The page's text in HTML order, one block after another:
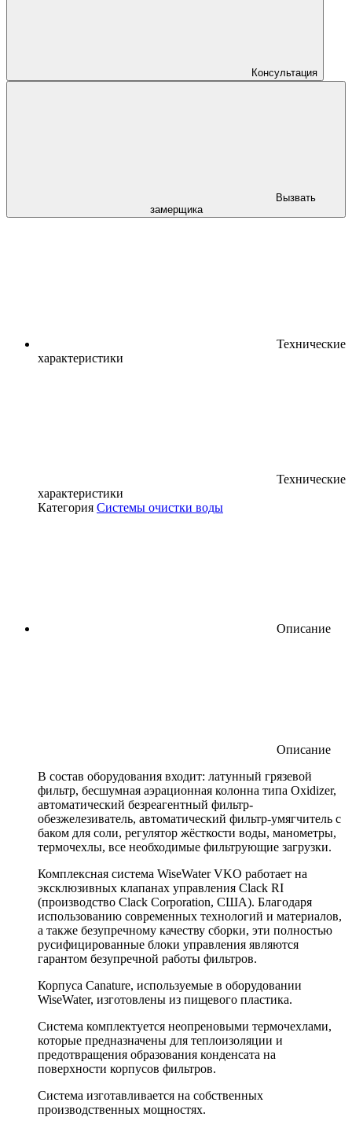
Консультация
Вызвать
замерщика
Технические
характеристики
Технические
характеристики
Категория Системы очистки воды
Описание
Описание
В состав оборудования входит: латунный грязевой
фильтр, бесшумная аэрационная колонна типа Oxidizer,
автоматический безреагентный фильтр-
обезжелезиватель, автоматический фильтр-умягчитель с
баком для соли, регулятор жёсткости воды, манометры,
термочехлы, все необходимые фильтрующие загрузки.
Комплексная система WiseWater VKO работает на
эксклюзивных клапанах управления Clack RI
(производство Clack Corporation, США). Благодаря
использованию современных технологий и материалов,
а также безупречному качеству сборки, эти полностью
русифицированные блоки управления являются
гарантом безупречной работы фильтров.
Корпуса Canature, используемые в оборудовании
WiseWater, изготовлены из пищевого пластика.
Система комплектуется неопреновыми термочехлами,
которые предназначены для теплоизоляции и
предотвращения образования конденсата на
поверхности корпусов фильтров.
Система изготавливается на собственных
производственных мощностях.